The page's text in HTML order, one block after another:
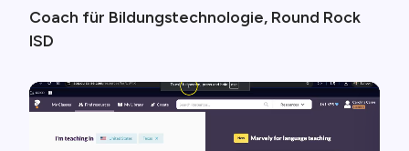
Coach für Bildungstechnologie, Round Rock
ISD